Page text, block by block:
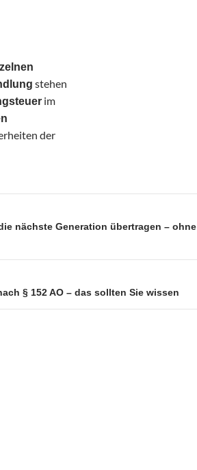
stehen
im
der
nächste Generation übertragen – ohne
§ 152 AO – das sollten Sie wissen